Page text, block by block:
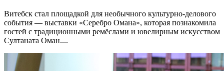
Витебск стал площадкой для необычного культурно-делового
события — выставки «Серебро Омана», которая познакомила
гостей с традиционными ремёслами и ювелирным искусством
Султаната Оман....